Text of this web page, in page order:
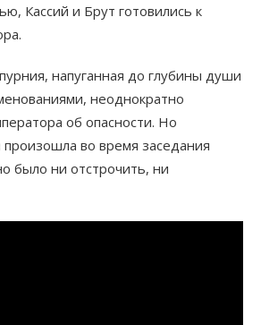
Кассий и Брут готовились к
напуганная до глубины души
неоднократно
об опасности. Но
произошла во время заседания
было ни отстрочить, ни